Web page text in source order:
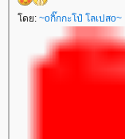
โดย: ~oกิ๊กกะโป๋ โลเปสo~